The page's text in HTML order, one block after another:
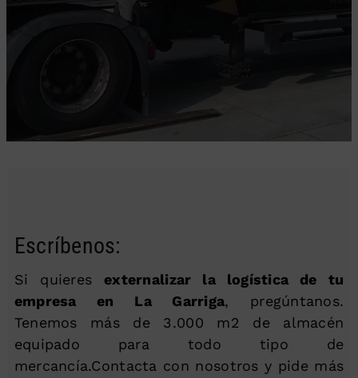
Escríbenos:
Si quieresexternalizar la logística de tu
empresa en La Garriga, pregúntanos.
Tenemos más de 3.000 m2 de almacén
equipado para todo tipo de
mercancía.Contacta con nosotros y pide más